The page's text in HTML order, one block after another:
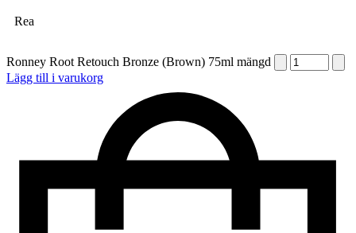
Rea
Ronney Root Retouch Bronze (Brown) 75ml mängd
Lägg till i varukorg